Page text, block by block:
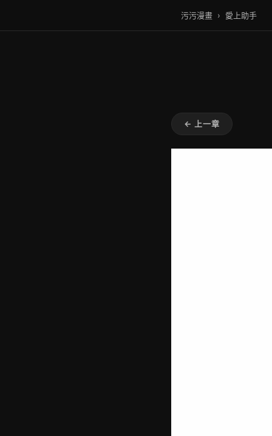
污污漫畫 › 愛上助手
← 上一章